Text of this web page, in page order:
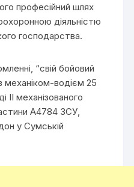
професійний шлях
діяльністю
господарства.
“свій бойовий
механіком-водієм 25
ІІ механізованого
А4784 ЗСУ,
у Сумській